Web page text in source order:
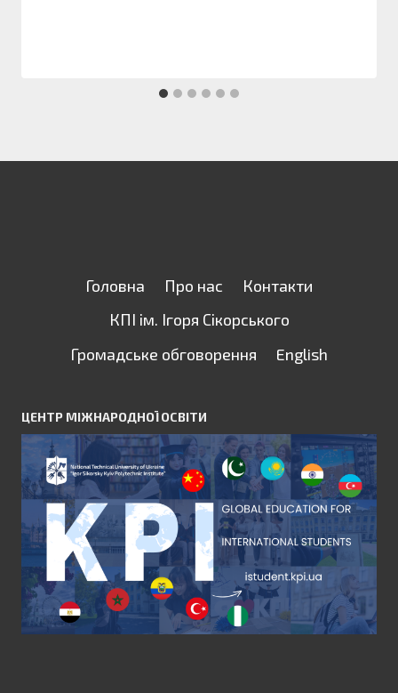
Головна Про нас
Контакти
КПІ ім. Ігоря Сікорського
Громадське обговорення
English
ЦЕНТР МІЖНАРОДНОЇ ОСВІТИ